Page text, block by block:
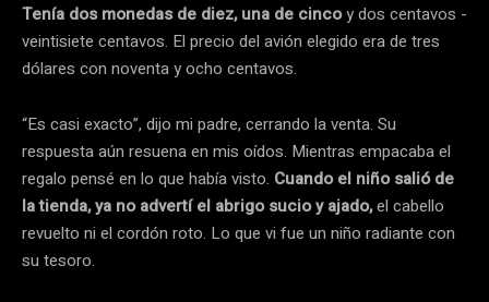
Tenía dos monedas de diez, una de cincoy dos centavos -
veintisiete centavos. El precio del avión elegido era de tres
dólares con noventa y ocho centavos.
“Es casi exacto”, dijo mi padre, cerrando la venta. Su
respuesta aún resuena en mis oídos. Mientras empacaba el
regalo pensé en lo que había visto. Cuando el niño salió de
la tienda, ya no advertí el abrigo sucio y ajado,el cabello
revuelto ni el cordón roto. Lo que vi fue un niño radiante con
su tesoro.